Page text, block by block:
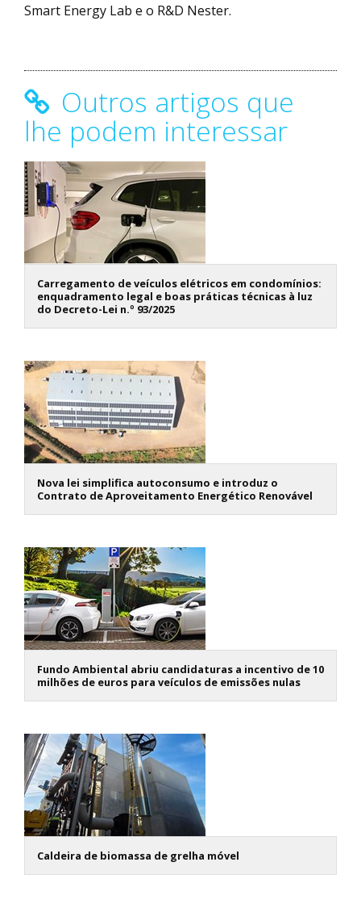
Smart Energy Lab e o R&D Nester.
Outros artigos que
lhe podem interessar
Carregamento de veículos elétricos em condomínios:
enquadramento legal e boas práticas técnicas à luz
do Decreto-Lei n.º 93/2025
Nova lei simplifica autoconsumo e introduz o
Contrato de Aproveitamento Energético Renovável
Fundo Ambiental abriu candidaturas a incentivo de 10
milhões de euros para veículos de emissões nulas
Caldeira de biomassa de grelha móvel